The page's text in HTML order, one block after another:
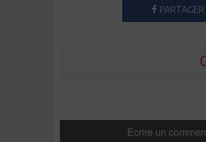
PARTAGER
Ecrire un